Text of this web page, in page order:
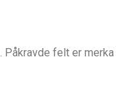
Påkravde felt er merka